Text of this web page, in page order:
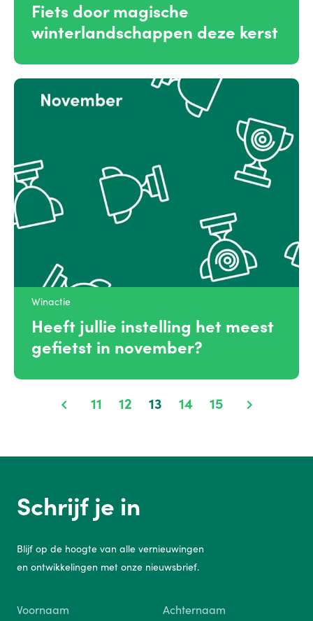
Fiets door magische
winterlandschappen deze kerst
Winactie
Heeft jullie instelling het meest
gefietst in november?
11 12 13 14 15
Schrijf je in
Blijf op de hoogte van alle vernieuwingen
en ontwikkelingen met onze nieuwsbrief.